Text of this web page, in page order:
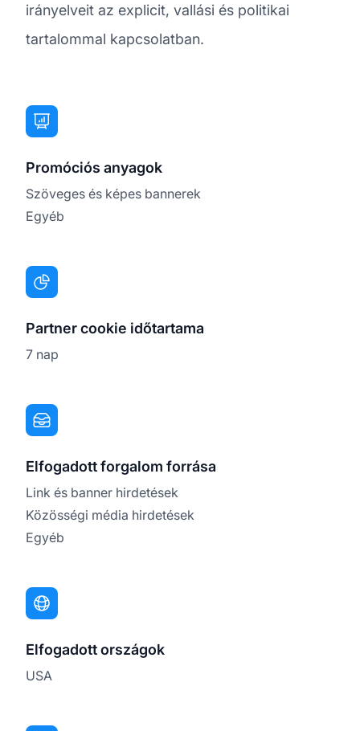
irányelveit az explicit, vallási és politikai
tartalommal kapcsolatban.
Promóciós anyagok
Szöveges és képes bannerek
Egyéb
Partner cookie időtartama
7 nap
Elfogadott forgalom forrása
Link és banner hirdetések
Közösségi média hirdetések
Egyéb
Elfogadott országok
USA